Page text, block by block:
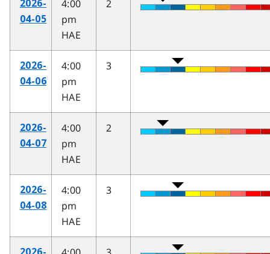
2026-
04-05
4:00
pm
HAE
2
2026-
04-06
4:00
pm
HAE
3
2026-
04-07
4:00
pm
HAE
2
2026-
04-08
4:00
pm
HAE
3